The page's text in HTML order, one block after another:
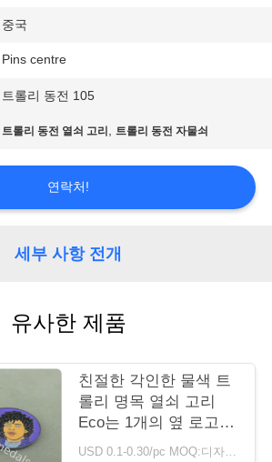
중국
Pins centre
트롤리 동전 105
트롤리 동전 열쇠 고리 , 트롤리 동전 자물쇠
연락처!
세부 사항 전개
유사한 제품
친절한 각인한 물색 트
롤리 명목 열쇠 고리
Eco는 1개의 옆 로고를
가진 죽습니다
USD 0.1-0.30/pc MOQ:디자인 당 100 PC